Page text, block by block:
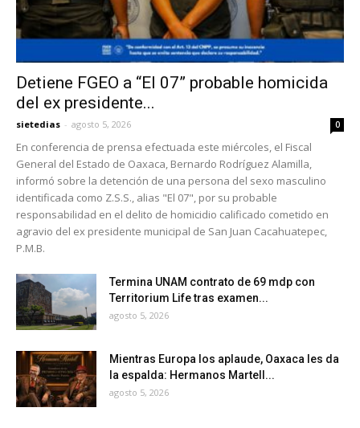
Detiene FGEO a “El 07” probable homicida
del ex presidente...
sietedias - agosto 5, 2026 0
En conferencia de prensa efectuada este miércoles, el Fiscal
General del Estado de Oaxaca, Bernardo Rodríguez Alamilla,
informó sobre la detención de una persona del sexo masculino
identificada como Z.S.S., alias "El 07", por su probable
responsabilidad en el delito de homicidio calificado cometido en
agravio del ex presidente municipal de San Juan Cacahuatepec,
P.M.B.
Termina UNAM contrato de 69 mdp con
Territorium Life tras examen...
agosto 5, 2026
Mientras Europa los aplaude, Oaxaca les da
la espalda: Hermanos Martell...
agosto 5, 2026